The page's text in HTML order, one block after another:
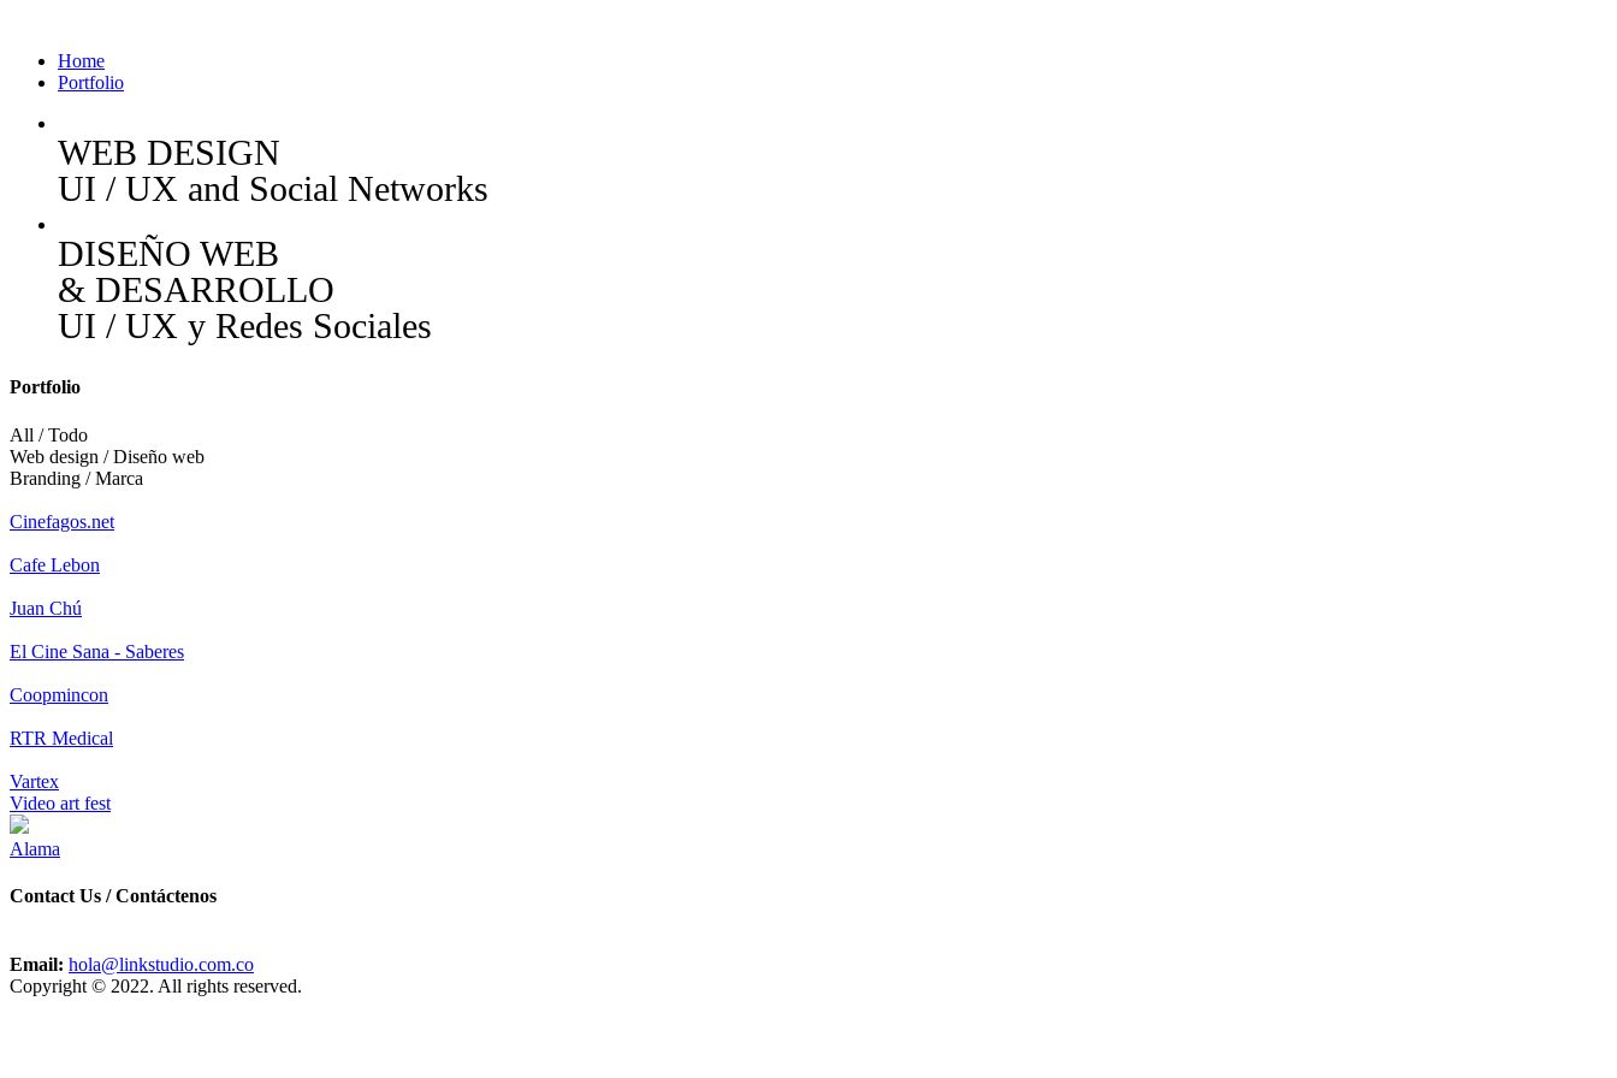
Home
Portfolio
WEB DESIGN
UI / UX and Social Networks
DISEÑO WEB
& DESARROLLO
UI / UX y Redes Sociales
Portfolio
All / Todo
Web design / Diseño web
Branding / Marca
Cinefagos.net
Cafe Lebon
Juan Chú
El Cine Sana - Saberes
Coopmincon
RTR Medical
Vartex
Video art fest
Alama
Contact Us / Contáctenos
Email: hola@linkstudio.com.co
Copyright © 2022. All rights reserved.